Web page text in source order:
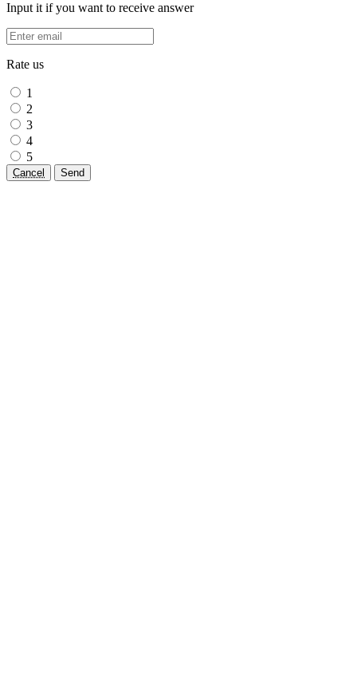
Input it if you want to receive answer
Rate us
1
2
3
4
5
Cancel Send